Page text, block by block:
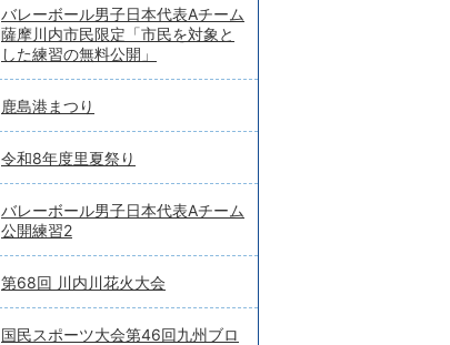
バレーボール男子日本代表Aチーム
薩摩川内市民限定「市民を対象と
した練習の無料公開」
鹿島港まつり
令和8年度里夏祭り
バレーボール男子日本代表Aチーム
公開練習2
第68回 川内川花火大会
国民スポーツ大会第46回九州ブロ